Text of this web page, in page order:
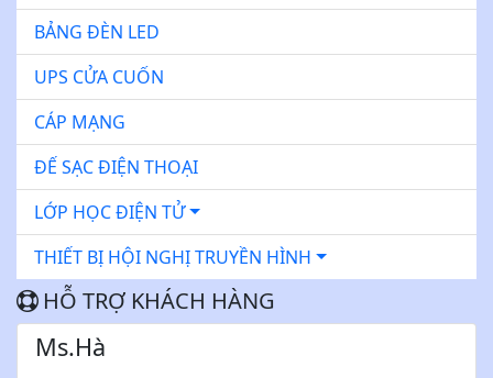
BẢNG ĐÈN LED
UPS CỬA CUỐN
CÁP MẠNG
ĐẾ SẠC ĐIỆN THOẠI
LỚP HỌC ĐIỆN TỬ
THIẾT BỊ HỘI NGHỊ TRUYỀN HÌNH
HỖ TRỢ KHÁCH HÀNG
Ms.Hà